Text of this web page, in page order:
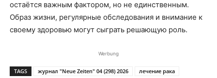
остаётся важным фактором, но не единственным.
Образ жизни, регулярные обследования и внимание к
своему здоровью могут сыграть решающую роль.
Werbung
TAGS журнал "Neue Zeiten" 04 (298) 2026
лечение рака